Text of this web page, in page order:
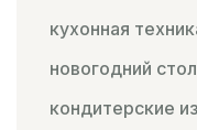
кухонная
новогодний стол
кондитерские